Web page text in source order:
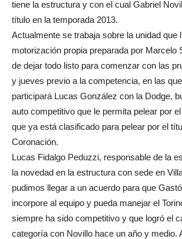
tiene la estructura y con el cual Gabriel
título en la temporada 2013.
Actualmente se trabaja sobre la unidad que
motorización propia preparada por Marcelo
de dejar todo listo para comenzar con las
y jueves previo a la competencia, en las
participará Lucas González con la Dodge,
auto competitivo que le permita pelear por
que ya está clasificado para pelear por el
Coronación.
Lucas Fidalgo Peduzzi, responsable de la
la novedad en la estructura con sede en
pudimos llegar a un acuerdo para que
incorpore al equipo y pueda manejar el
siempre ha sido competitivo y que logró el
categoría con Novillo hace un año y medio.